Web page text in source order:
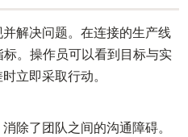
解决问题。在连接的生产线
标。操作员可以看到目标与实
立即采取行动。
除了团队之间的沟通障碍。